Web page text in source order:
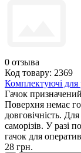
0 отзыва
Код товару: 2369
Комплектуючі для
Гачок
Поверхня немає
довговічність.
саморізів. У
гачок для
28 грн.